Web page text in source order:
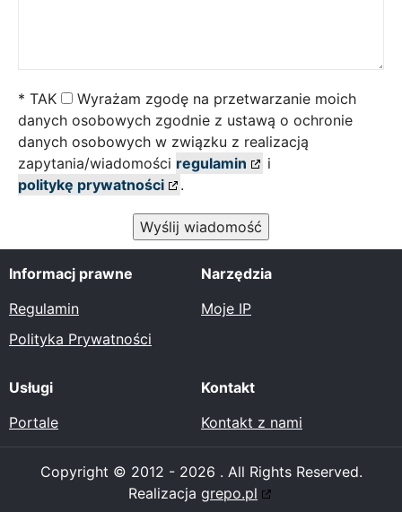
* TAK
Wyrażam zgodę na przetwarzanie moich
danych osobowych zgodnie z ustawą o ochronie
danych osobowych w związku z realizacją
zapytania/wiadomości regulamin
i
politykę prywatności
.
Wyślij wiadomość
Informacj prawne
Regulamin
Polityka Prywatności
Narzędzia
Moje IP
Usługi
Portale
Kontakt
Kontakt z nami
Copyright © 2012 - 2026 . All Rights Reserved.
Realizacja grepo.pl